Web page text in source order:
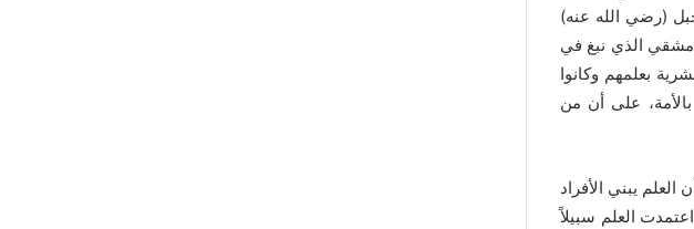
(رضي الله عنه)
الذي نبغ في
بعلمهم وكانوا
على أن من
يبني الأفراد
العلم سبيلاً